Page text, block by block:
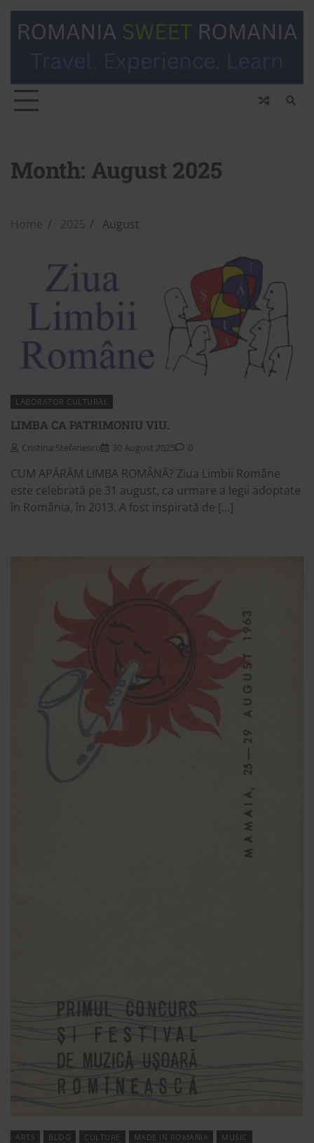
Month: August 2025
Home 2025 August
LABORATOR CULTURAL
LIMBA CA PATRIMONIU VIU.
Cristina Stefanescu 30 August 2025 0
CUM APĂRĂM LIMBA ROMÂNĂ? Ziua Limbii Române
este celebrată pe 31 august, ca urmare a legii adoptate
în România, în 2013. A fost inspirată de […]
ARTS BLOG CULTURE MADE IN ROMANIA
MUSIC